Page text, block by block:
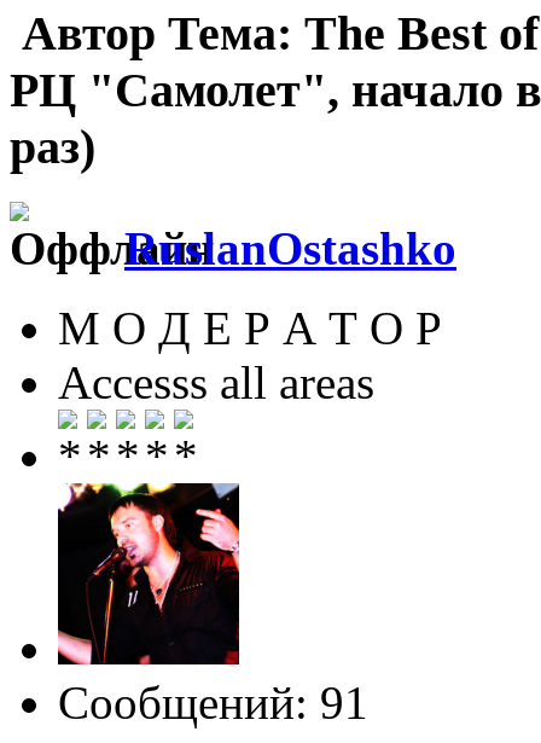
Автор Тема: The Best
РЦ "Самолет", начало
раз)
RuslanOstashko
М О Д Е Р А Т О Р
Accesss all areas
Сообщений: 91